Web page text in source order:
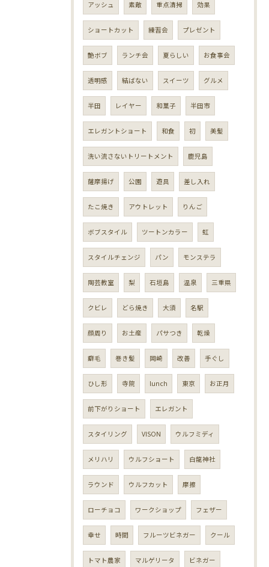
アッシュ 素敵 重点清掃 効果
ショートカット 練習会 プレゼント
艶ボブ ランチ会 夏らしい お食事会
透明感 結ばない スイーツ グルメ
半田 レイヤー 和菓子 半田市
エレガントショート 和食 初 美髪
洗い流さないトリートメント 鹿児島
薩摩揚げ 公園 遊具 差し入れ
たこ焼き アウトレット りんご
ボブスタイル ツートンカラー 虹
スタイルチェンジ パン モンステラ
陶芸教室 梨 石垣島 温泉 三重県
クビレ どら焼き 大須 名駅
顔周り お土産 パサつき 乾燥
癖毛 巻き髪 岡崎 改善 手ぐし
ひし形 寺院 lunch 東京 お正月
前下がりショート エレガント
スタイリング VISON ウルフミディ
メリハリ ウルフショート 白龍神社
ラウンド ウルフカット 摩擦
ローチョコ ワークショップ フェザー
幸せ 時間 フルーツビネガー クール
トマト農家 マルゲリータ ビネガー